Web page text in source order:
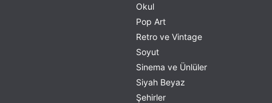
Okul
Pop Art
Retro ve Vintage
Soyut
Sinema ve Ünlüler
Siyah Beyaz
Şehirler